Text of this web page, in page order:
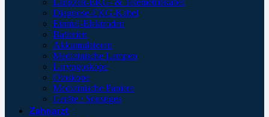
Langzeit-EKG- & Telemetriekabel
Diagnose-EKG-Kabel
Einmal-Elektroden
Batterien
Akkumulatoren
Medizinische Lampen
Laryngoskope
Otoskope
Medizinische Papiere
Geräte / Sonstiges
Zahnarzt